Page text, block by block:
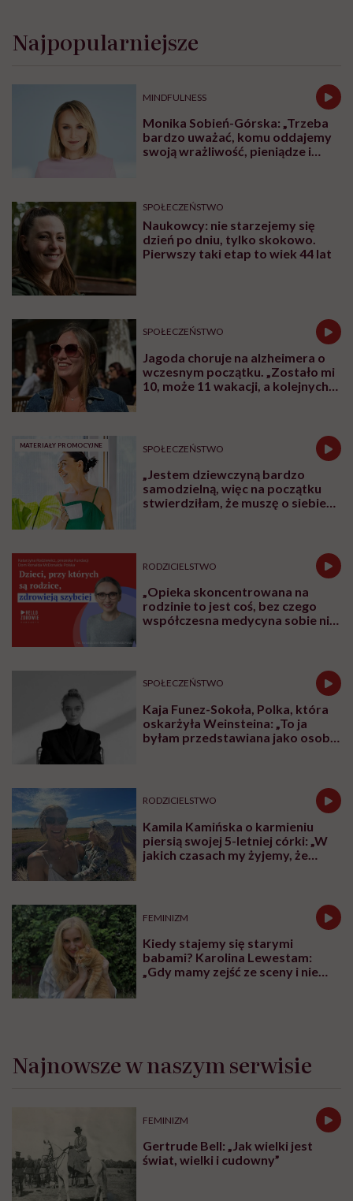
Najpopularniejsze
MINDFULNESS
Monika Sobień-Górska: „Trzeba
bardzo uważać, komu oddajemy
swoją wrażliwość, pieniądze i
SPOŁECZEŃSTWO
Naukowcy: nie starzejemy się
dzień po dniu, tylko skokowo.
Pierwszy taki etap to wiek 44 lat
SPOŁECZEŃSTWO
Jagoda choruje na alzheimera o
wczesnym początku. „Zostało mi
10, może 11 wakacji, a kolejnych
MATERIAŁY PROMOCYJNE SPOŁECZEŃSTWO
„Jestem dziewczyną bardzo
samodzielną, więc na początku
stwierdziłam, że muszę o siebie
RODZICIELSTWO
„Opieka skoncentrowana na
rodzinie to jest coś, bez czego
współczesna medycyna sobie nie
SPOŁECZEŃSTWO
Kaja Funez-Sokoła, Polka, która
oskarżyła Weinsteina: „To ja
byłam przedstawiana jako osoba,
RODZICIELSTWO
Kamila Kamińska o karmieniu
piersią swojej 5-letniej córki: „W
jakich czasach my żyjemy, że
FEMINIZM
Kiedy stajemy się starymi
babami? Karolina Lewestam:
„Gdy mamy zejść ze sceny i nie
Najnowsze w naszym serwisie
FEMINIZM
Gertrude Bell: „Jak wielki jest
świat, wielki i cudowny”